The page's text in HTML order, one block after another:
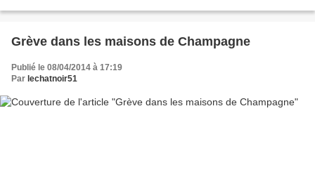
Grève dans les maisons de Champagne
Publié le 08/04/2014 à 17:19
Par lechatnoir51